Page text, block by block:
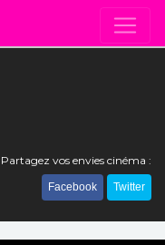
Partagez vos envies cinéma :
Facebook Twitter